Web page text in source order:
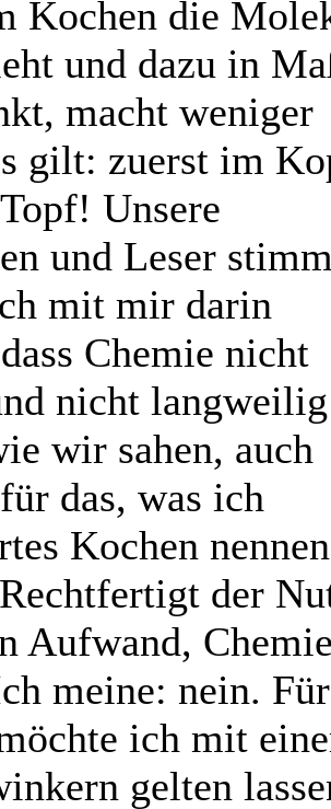
Kochen die
und dazu in
macht ­weniger
gilt: zuerst im
Unsere
und Leser
mit mir darin
­Chemie nicht
nicht
wir sahen, auch
das, was ich
Kochen nennen
der
Aufwand,
meine: nein. Für
ich mit
gelten